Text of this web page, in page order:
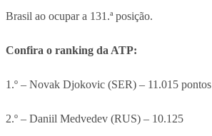
Brasil ao ocupar a 131.ª posição.
Confira o ranking da ATP:
1.º – Novak Djokovic (SER) – 11.015 pontos
2.º – Daniil Medvedev (RUS) – 10.125